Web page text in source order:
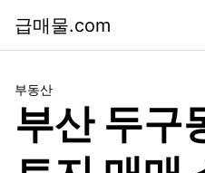
급매물.com
부동산
부산 두구